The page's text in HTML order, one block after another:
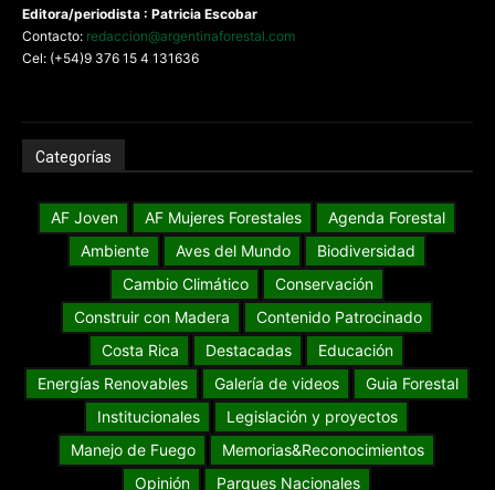
Editora/periodista : Patricia Escobar
Contacto: redaccion@argentinaforestal.com
Cel: (+54)9 376 15 4 131636
Categorías
AF Joven AF Mujeres Forestales
Agenda Forestal
Ambiente
Aves del Mundo
Biodiversidad
Cambio Climático
Conservación
Construir con Madera
Contenido Patrocinado
Costa Rica
Destacadas
Educación
Energías Renovables
Galería de videos
Guia Forestal
Institucionales
Legislación y proyectos
Manejo de Fuego
Memorias&Reconocimientos
Opinión
Parques Nacionales